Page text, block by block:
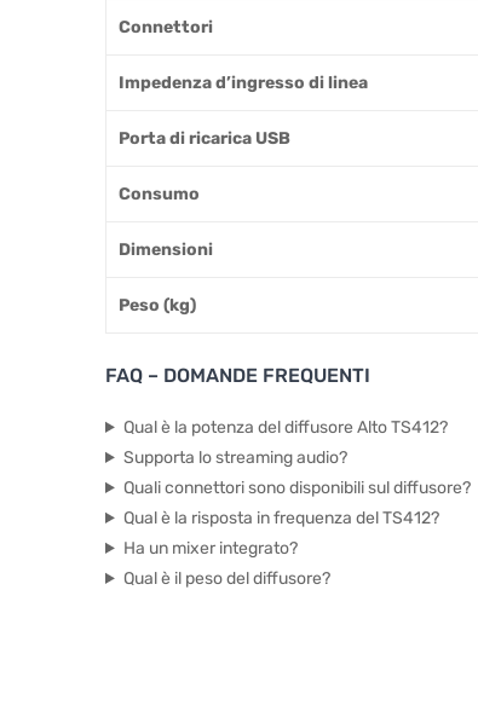
Connettori
Impedenza d’ingresso di linea
Porta di ricarica USB
Consumo
Dimensioni
Peso (kg)
FAQ – DOMANDE FREQUENTI
Qual è la potenza del diffusore Alto TS412?
Supporta lo streaming audio?
Quali connettori sono disponibili sul diffusore?
Qual è la risposta in frequenza del TS412?
Ha un mixer integrato?
Qual è il peso del diffusore?